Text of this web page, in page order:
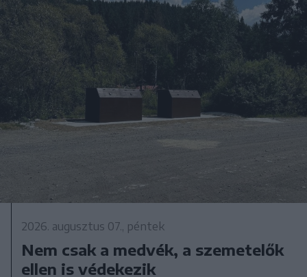
2026. augusztus 07., péntek
Nem csak a medvék, a szemetelők
ellen is védekezik